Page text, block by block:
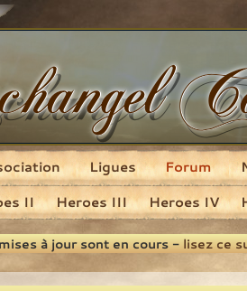
II Heroes III Heroes IV
Ligues Forum
à jour sont en cours -lisez ce